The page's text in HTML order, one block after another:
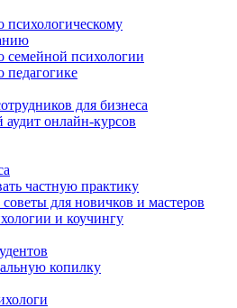
психологии
для бизнеса
онлайн-курсов
частную практику
для новичков и мастеров
и коучингу
копилку